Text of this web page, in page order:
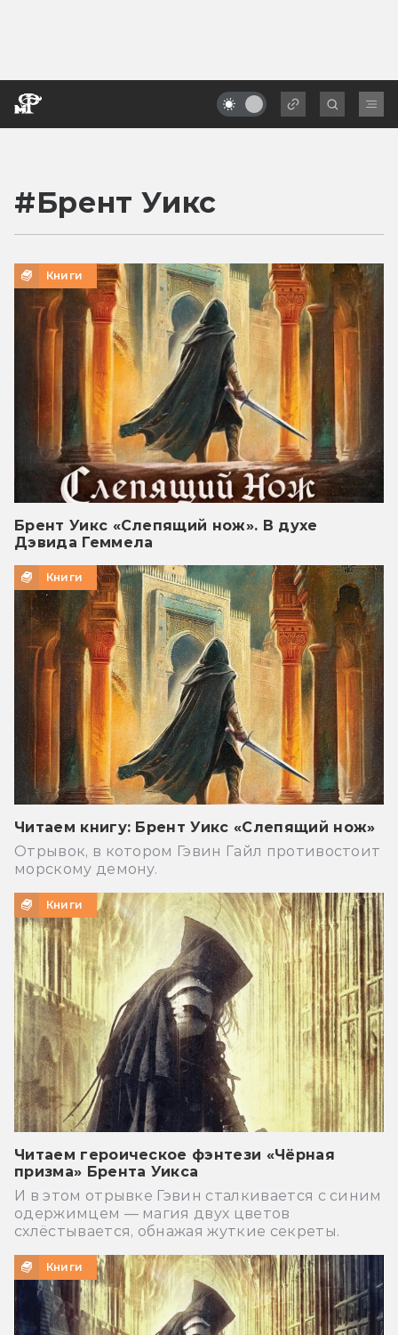
#Брент Уикс
Книги
Брент Уикс «Слепящий нож». В духе
Дэвида Геммела
Книги
Читаем книгу: Брент Уикс «Слепящий нож»
Отрывок, в котором Гэвин Гайл противостоит
морскому демону.
Книги
Читаем героическое фэнтези «Чёрная
призма» Брента Уикса
И в этом отрывке Гэвин сталкивается с синим
одержимцем — магия двух цветов
схлёстывается, обнажая жуткие секреты.
Книги